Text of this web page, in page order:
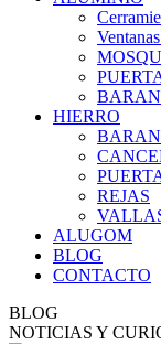
HIERRO
REJAS
ALUGOM
BLOG
CONTACTO
BLOG
NOTICIAS Y